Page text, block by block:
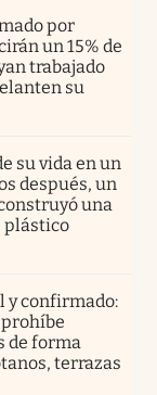
por
un 15% de
trabajado
su
su vida en un
después, un
una
plástico
y confirmado:
de forma
terrazas